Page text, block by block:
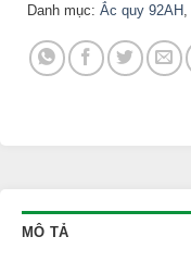
Danh mục: Ắc quy 92AH
MÔ TẢ